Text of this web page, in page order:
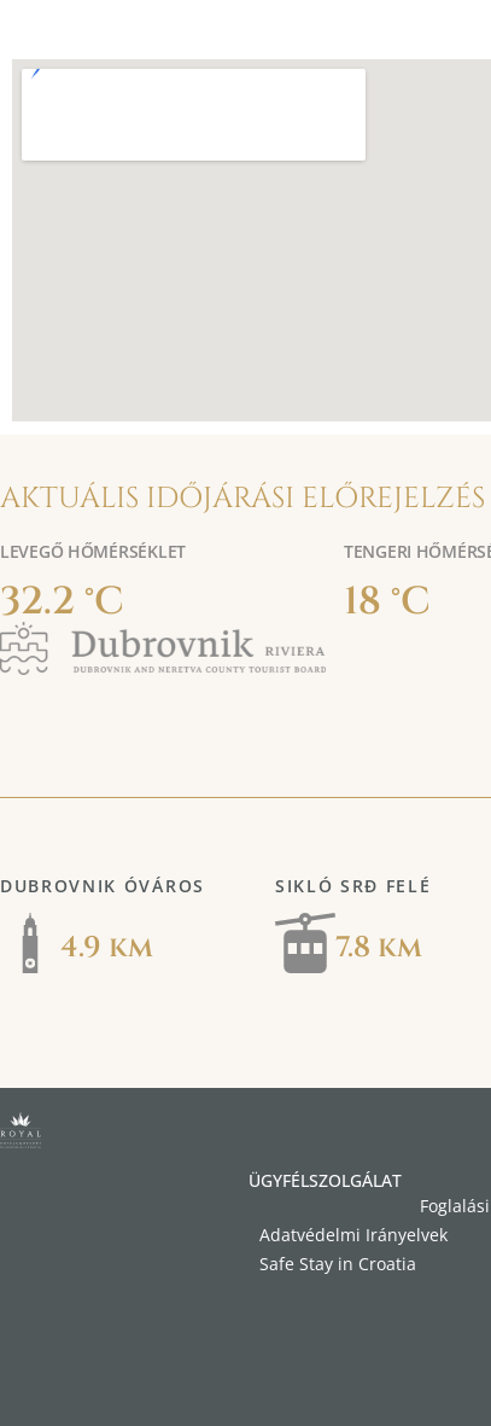
AKTUÁLIS IDŐJÁRÁSI ELŐREJELZÉS
LEVEGŐ HŐMÉRSÉKLET
32.2 °C
TENGERI
18 °C
DUBROVNIK ÓVÁROS
4.9 km
SIKLÓ SRĐ FELÉ
7.8 km
ÜGYFÉLSZOLGÁLAT
Adatvédelmi Irányelvek
Safe Stay in Croatia